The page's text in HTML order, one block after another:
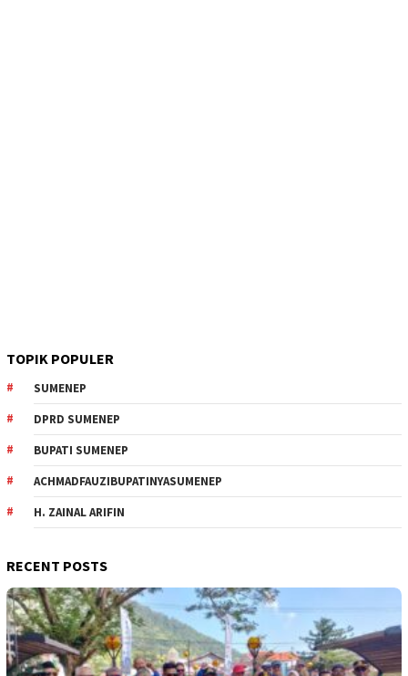
TOPIK POPULER
SUMENEP
DPRD SUMENEP
BUPATI SUMENEP
ACHMADFAUZIBUPATINYASUMENEP
H. ZAINAL ARIFIN
RECENT POSTS